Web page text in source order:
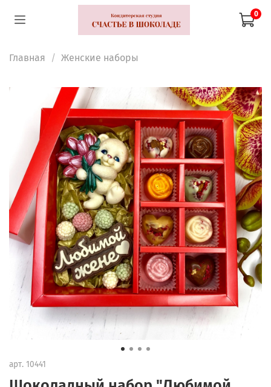
0
Главная Женские наборы
арт. 10441